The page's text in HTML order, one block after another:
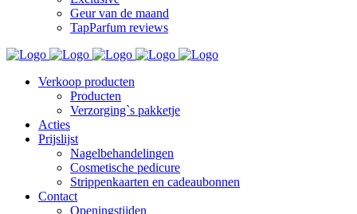
Geur van de maand
TapParfum reviews
Verkoop producten
Producten
Verzorging`s pakketje
Acties
Prijslijst
Nagelbehandelingen
Cosmetische pedicure
Strippenkaarten en cadeaubonnen
Contact
Openingstijden